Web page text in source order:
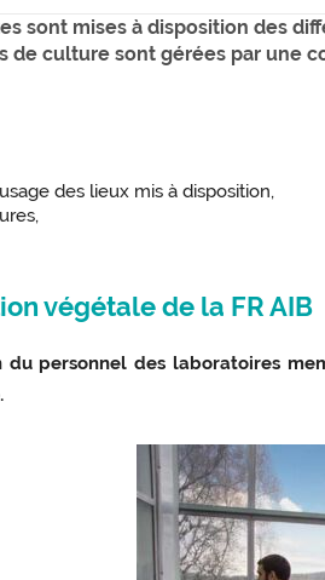
sont mises à disposition des
culture sont gérées par une
des lieux mis à disposition,
végétale de la FR AIB
personnel des laboratoires